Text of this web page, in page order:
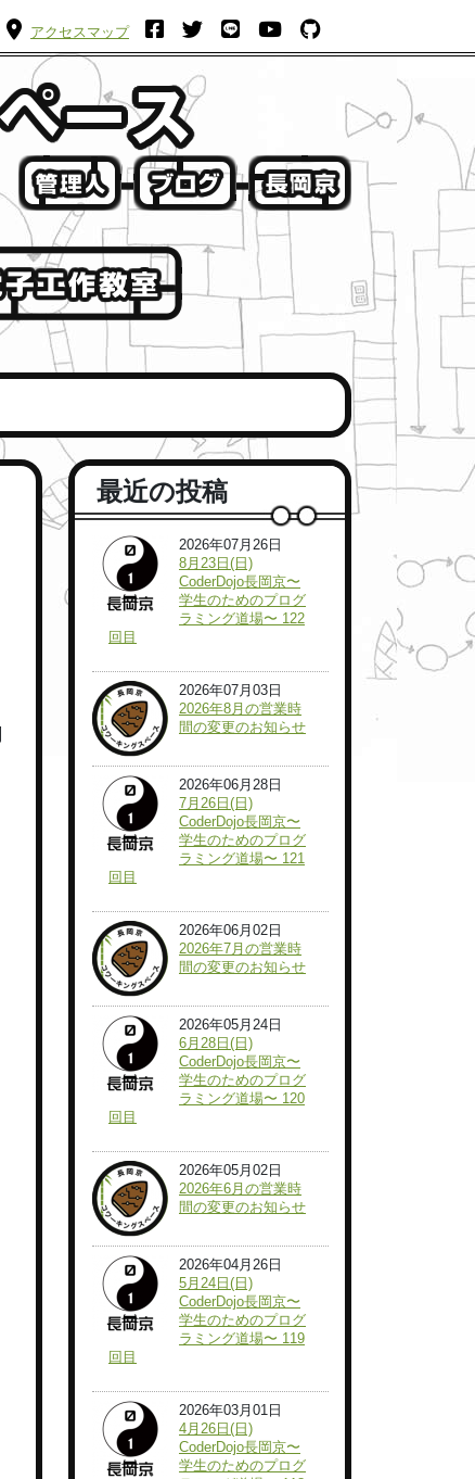
アクセスマップ
最近の投稿
2026年07月26日
8月23日(日)
CoderDojo長岡京〜
学生のためのプログ
ラミング道場〜 122
回目
2026年07月03日
2026年8月の営業時
間の変更のお知らせ
2026年06月28日
7月26日(日)
CoderDojo長岡京〜
学生のためのプログ
ラミング道場〜 121
回目
2026年06月02日
2026年7月の営業時
間の変更のお知らせ
2026年05月24日
6月28日(日)
CoderDojo長岡京〜
学生のためのプログ
ラミング道場〜 120
回目
2026年05月02日
2026年6月の営業時
間の変更のお知らせ
2026年04月26日
5月24日(日)
CoderDojo長岡京〜
学生のためのプログ
ラミング道場〜 119
回目
2026年03月01日
4月26日(日)
CoderDojo長岡京〜
学生のためのプログ